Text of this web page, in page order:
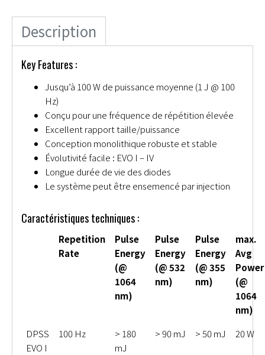
Description
Key Features :
Jusqu’à 100 W de puissance moyenne (1 J @ 100
Hz)
Conçu pour une fréquence de répétition élevée
Excellent rapport taille/puissance
Conception monolithique robuste et stable
Évolutivité facile : EVO I – IV
Longue durée de vie des diodes
Le système peut être ensemencé par injection
Caractéristiques techniques :
Repetition
Rate
Pulse
Energy
(@
1064
nm)
Pulse
Energy
(@ 532
nm)
Pulse
Energy
(@ 355
nm)
max.
Avg
Power
(@
1064
nm)
DPSS
EVO I
100 Hz
> 180
mJ
> 90 mJ > 50 mJ 20 W